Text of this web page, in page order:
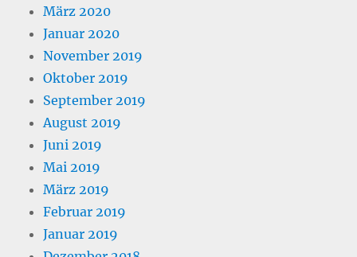
März 2020
Januar 2020
November 2019
Oktober 2019
September 2019
August 2019
Juni 2019
Mai 2019
März 2019
Februar 2019
Januar 2019